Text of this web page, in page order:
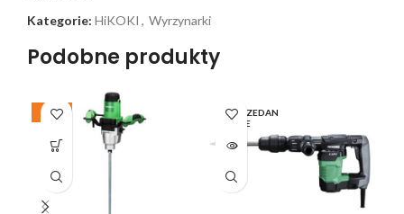
Kategorie: HiKOKI , Wyrzynarki
Podobne produkty
-29%
WYPRZEDAN
E